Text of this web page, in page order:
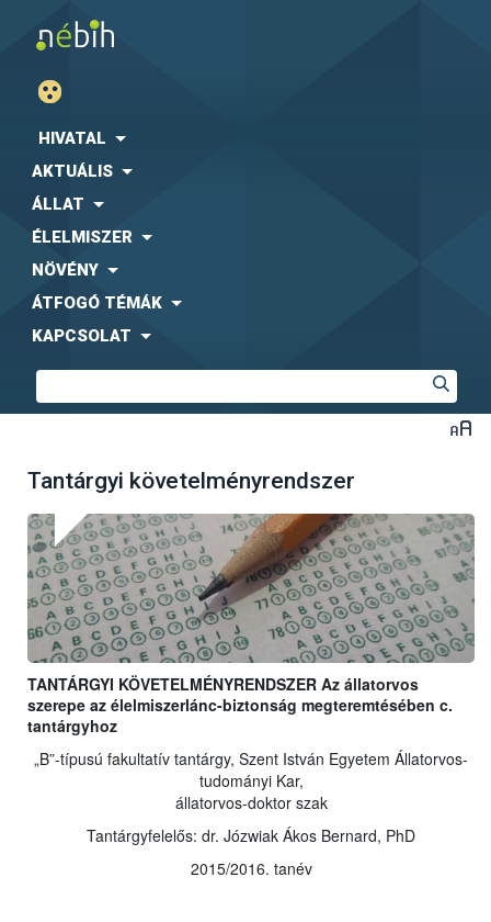
HIVATAL
AKTUÁLIS
ÁLLAT
ÉLELMISZER
NÖVÉNY
ÁTFOGÓ TÉMÁK
KAPCSOLAT
Tantárgyi követelményrendszer
TANTÁRGYI KÖVETELMÉNYRENDSZER Az állatorvos
szerepe az élelmiszerlánc-biztonság megteremtésében c.
tantárgyhoz
„B”-típusú fakultatív tantárgy, Szent István Egyetem Állatorvos-
tudományi Kar,
állatorvos-doktor szak
Tantárgyfelelős: dr. Józwiak Ákos Bernard, PhD
2015/2016. tanév